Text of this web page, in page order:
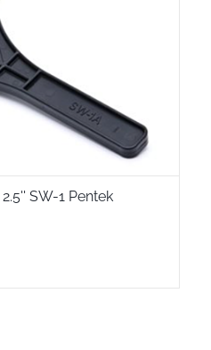
SW-1 Pentek